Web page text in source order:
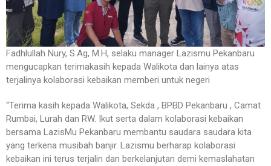
Fadhlullah Nury, S.Ag, M.H, selaku manager Lazismu Pekanbaru
mengucapkan terimakasih kepada Walikota dan lainya atas
terjalinya kolaborasi kebaikan memberi untuk negeri
“Terima kasih kepada Walikota, Sekda , BPBD Pekanbaru , Camat
Rumbai, Lurah dan RW. Ikut serta dalam kolaborasi kebaikan
bersama LazisMu Pekanbaru membantu saudara saudara kita
yang terkena musibah banjir. Lazismu berharap kolaborasi
kebaikan ini terus terjalin dan berkelanjutan demi kemaslahatan